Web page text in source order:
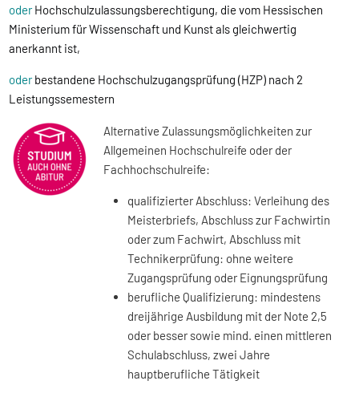
oderHochschulzulassungsberechtigung, die vom Hessischen
Ministerium für Wissenschaft und Kunst als gleichwertig
anerkannt ist,
oderbestandene Hochschulzugangsprüfung (HZP) nach 2
Leistungssemestern
Alternative Zulassungsmöglichkeiten zur
Allgemeinen Hochschulreife oder der
Fachhochschulreife:
qualifizierter Abschluss: Verleihung des
Meisterbriefs, Abschluss zur Fachwirtin
oder zum Fachwirt, Abschluss mit
Technikerprüfung: ohne weitere
Zugangsprüfung oder Eignungsprüfung
berufliche Qualifizierung: mindestens
dreijährige Ausbildung mit der Note 2,5
oder besser sowie mind. einen mittleren
Schulabschluss, zwei Jahre
hauptberufliche Tätigkeit